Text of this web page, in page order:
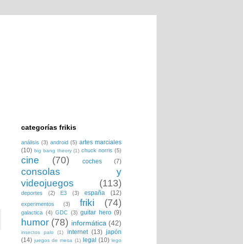
categorías frikis
análisis (3) android (5) artes marciales
(10) big bang theory (1) chuck norris (5)
cine (70) coches (7)
consolas y
videojuegos
(113)
deportes (2) E3 (3) españa (12)
experimentos (3) friki (74)
galactica (4) GDC (3) guitar hero (9)
humor (78) informática (42)
insectos palo (1) internet (13) japón
(14) juegos de mesa (1) legal (10) lego